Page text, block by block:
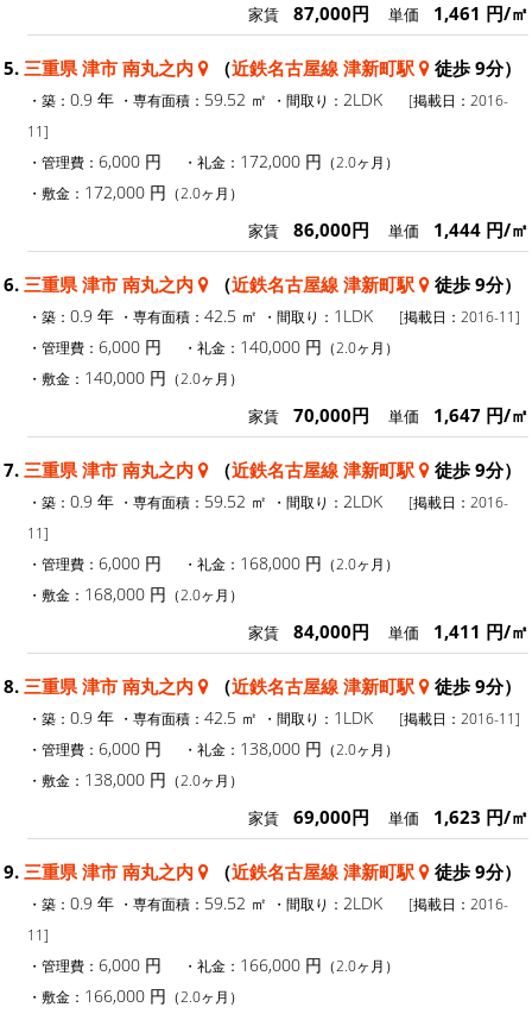
家賃 87,000円 単価 1,461 円/㎡
5. 三重県 津市 南丸之内 （近鉄名古屋線 津新町駅 徒歩 9分）
・築： 0.9 年 ・専有面積： 59.52 ㎡ ・間取り： 2LDK
[掲載日：2016-
11]
・管理費： 6,000 円 ・礼金： 172,000 円 （2.0ヶ月）
・敷金： 172,000 円 （2.0ヶ月）
家賃 86,000円 単価 1,444 円/㎡
6. 三重県 津市 南丸之内 （近鉄名古屋線 津新町駅 徒歩 9分）
・築： 0.9 年 ・専有面積： 42.5 ㎡ ・間取り： 1LDK
[掲載日：2016-11]
・管理費： 6,000 円 ・礼金： 140,000 円 （2.0ヶ月）
・敷金： 140,000 円 （2.0ヶ月）
家賃 70,000円 単価 1,647 円/㎡
7. 三重県 津市 南丸之内 （近鉄名古屋線 津新町駅 徒歩 9分）
・築： 0.9 年 ・専有面積： 59.52 ㎡ ・間取り： 2LDK
[掲載日：2016-
11]
・管理費： 6,000 円 ・礼金： 168,000 円 （2.0ヶ月）
・敷金： 168,000 円 （2.0ヶ月）
家賃 84,000円 単価 1,411 円/㎡
8. 三重県 津市 南丸之内 （近鉄名古屋線 津新町駅 徒歩 9分）
・築： 0.9 年 ・専有面積： 42.5 ㎡ ・間取り： 1LDK
[掲載日：2016-11]
・管理費： 6,000 円 ・礼金： 138,000 円 （2.0ヶ月）
・敷金： 138,000 円 （2.0ヶ月）
家賃 69,000円 単価 1,623 円/㎡
9. 三重県 津市 南丸之内 （近鉄名古屋線 津新町駅 徒歩 9分）
・築： 0.9 年 ・専有面積： 59.52 ㎡ ・間取り： 2LDK
[掲載日：2016-
11]
・管理費： 6,000 円 ・礼金： 166,000 円 （2.0ヶ月）
・敷金： 166,000 円 （2.0ヶ月）